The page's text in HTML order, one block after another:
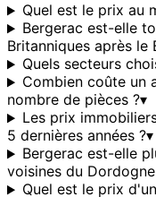
Quel est le prix au
Bergerac est-elle
Britanniques après le
Quels secteurs
Combien coûte un
nombre de pièces ?▾
Les prix
5 dernières années ?▾
Bergerac est-elle
voisines du
Quel est le prix